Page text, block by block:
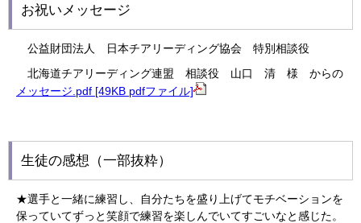
お祝いメッセージ
公益財団法人 日本チアリーディング協会 特別相談役
北海道チアリーディング連盟 相談役 山口 清 様 からの
メッセージ.pdf [49KB pdfファイル]
生徒の感想（一部抜粋）
★選手と一緒に練習し、自分たちを盛り上げてモチベーションを
保っていてずっと笑顔で練習を楽しんでいてすごいなと感じた。